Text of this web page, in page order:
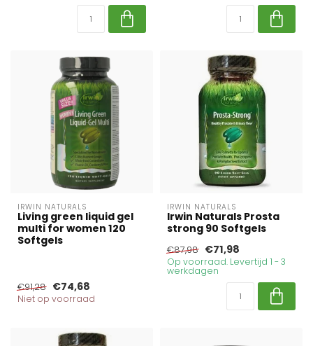
IRWIN NATURALS
Living green liquid gel
multi for women 120
Softgels
€91,28 €74,68
Niet op voorraad
IRWIN NATURALS
Irwin Naturals Prosta
strong 90 Softgels
€87,98 €71,98
Op voorraad. Levertijd 1 - 3
werkdagen